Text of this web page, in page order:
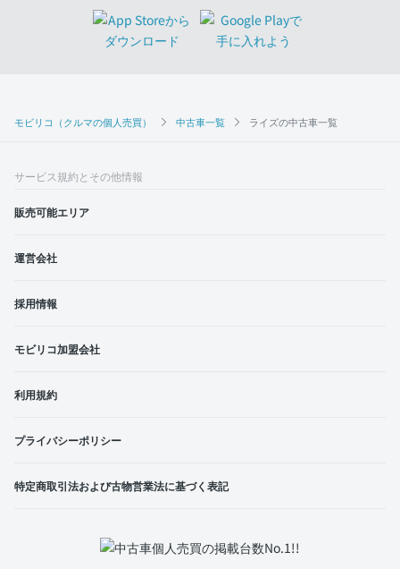
モビリコ（クルマの個人売買） 中古車一覧 ライズの中古車一覧
サービス規約とその他情報
販売可能エリア
運営会社
採用情報
モビリコ加盟会社
利用規約
プライバシーポリシー
特定商取引法および古物営業法に基づく表記